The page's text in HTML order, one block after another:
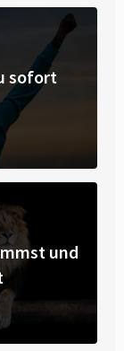
sofort
und